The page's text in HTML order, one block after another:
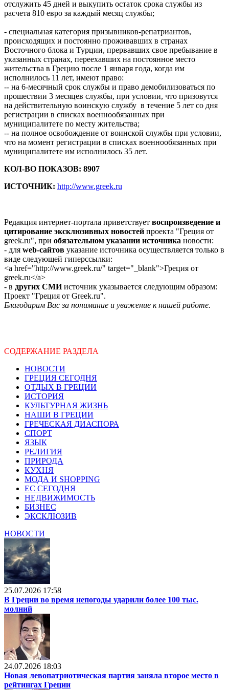
отслужить 45 дней и выкупить остаток срока службы из
расчета 810 евро за каждый месяц службы;
- специальная категория призывников-репатриантов,
происходящих и постоянно проживавших в странах
Восточного блока и Турции, прервавших свое пребывание в
указанных странах, переехавших на постоянное место
жительства в Грецию после 1 января года, когда им
исполнилось 11 лет, имеют право:
-- на 6-месячный срок службы и право демобилизоваться по
прошествии 3 месяцев службы, при условии, что призовутся
на действительную воинскую службу в течение 5 лет со дня
регистрации в списках военнообязанных при
муниципалитете по месту жительства;
-- на полное освобождение от воинской службы при условии,
что на момент регистрации в списках военнообязанных при
муниципалитете им исполнилось 35 лет.
КОЛ-ВО ПОКАЗОВ: 8907
ИСТОЧНИК: http://www.greek.ru
Редакция интернет-портала приветствует воспроизведение и
цитирование эксклюзивных новостей проекта "Греция от
greek.ru", при обязательном указании источника новости:
- для web-сайтов указание источника осуществляется только в
виде следующей гиперссылки:
<a href="http://www.greek.ru/" target="_blank">Греция от
greek.ru</a>
- в других СМИисточник указывается следующим образом:
Проект "Греция от Greek.ru".
Благодарим Вас за понимание и уважение к нашей работе.
СОДЕРЖАНИЕ РАЗДЕЛА
НОВОСТИ
ГРЕЦИЯ СЕГОДНЯ
ОТДЫХ В ГРЕЦИИ
ИСТОРИЯ
КУЛЬТУРНАЯ ЖИЗНЬ
НАШИ В ГРЕЦИИ
ГРЕЧЕСКАЯ ДИАСПОРА
СПОРТ
ЯЗЫК
РЕЛИГИЯ
ПРИРОДА
КУХНЯ
МОДА И SHOPPING
ЕС СЕГОДНЯ
НЕДВИЖИМОСТЬ
БИЗНЕС
ЭКСКЛЮЗИВ
НОВОСТИ
25.07.2026 17:58
В Греции во время непогоды ударили более 100 тыс.
молний
24.07.2026 18:03
Новая левопатриотическая партия заняла второе место в
рейтингах Греции